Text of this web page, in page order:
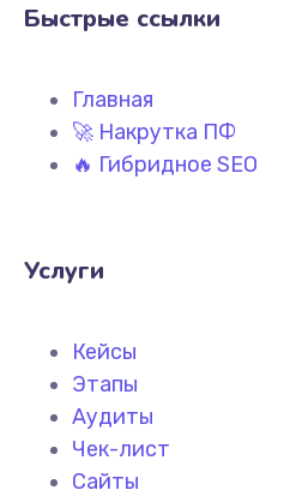
Быстрые ссылки
Главная
🚀 Накрутка ПФ
🔥 Гибридное SEO
Услуги
Кейсы
Этапы
Аудиты
Чек-лист
Сайты